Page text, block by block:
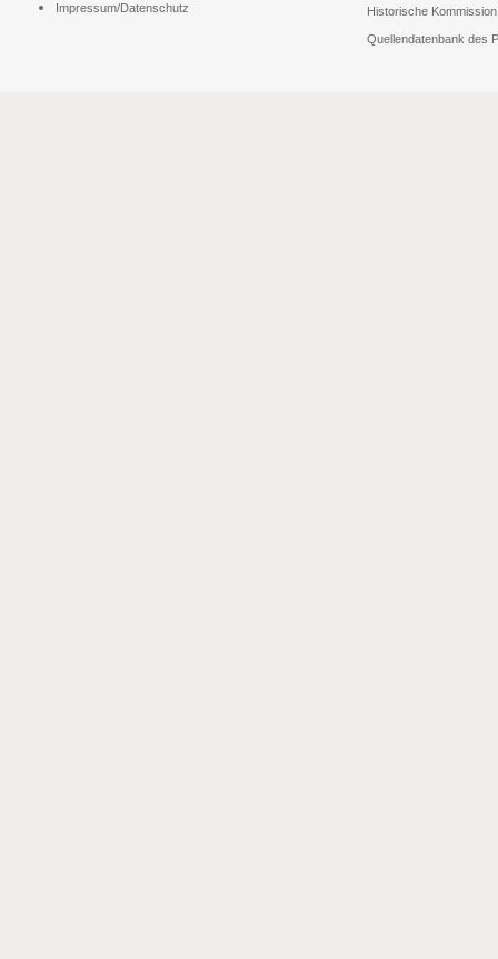
Impressum/Datenschutz
Historische
Quellendatenbank des